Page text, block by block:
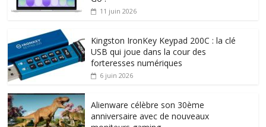
11 juin 2026
Kingston IronKey Keypad 200C : la clé
USB qui joue dans la cour des
forteresses numériques
6 juin 2026
Alienware célèbre son 30ème
anniversaire avec de nouveaux